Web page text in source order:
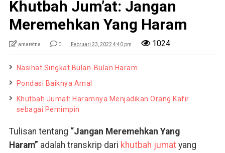
Khutbah Jum’at: Jangan
Meremehkan Yang Haram
amaretna 0 Februari 23, 2022 4:40 pm 1024
Nasihat Singkat Bulan-Bulan Haram
Pondasi Baiknya Amal
Khutbah Jumat: Haramnya Menjadikan Orang Kafir
sebagai Pemimpin
Tulisan tentang “Jangan Meremehkan Yang
Haram” adalah transkrip dari khutbah jumatyang